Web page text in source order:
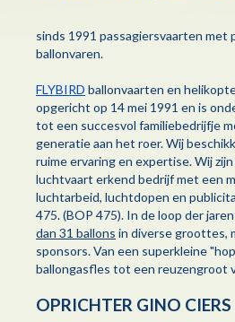
sinds 1991 passagiersvaarten met
ballonvaren.
FLYBIRD ballonvaarten en
opgericht op 14 mei 1991 en is
tot een succesvol familiebedrijfje
generatie aan het roer. Wij
ruime ervaring en expertise. Wij
luchtvaart erkend bedrijf met een
luchtarbeid, luchtdopen en
475. (BOP 475). In de loop der
dan 31 ballons in diverse groottes,
sponsors. Van een superkleine
ballongasfles tot een reuzengroot
OPRICHTER GINO CIERS